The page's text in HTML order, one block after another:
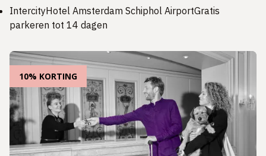
IntercityHotel Amsterdam Schiphol AirportGratis
parkeren tot 14 dagen
10% KORTING